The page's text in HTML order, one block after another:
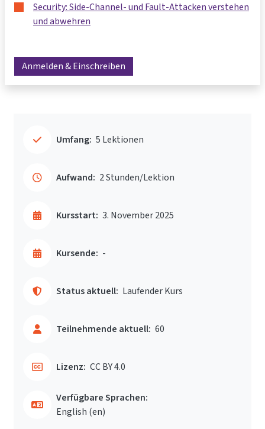
Security: Side-Channel- und Fault-Attacken verstehen
und abwehren
Anmelden & Einschreiben
Umfang: 5 Lektionen
Aufwand: 2 Stunden/Lektion
Kursstart: 3. November 2025
Kursende: -
Status aktuell: Laufender Kurs
Teilnehmende aktuell: 60
Lizenz: CC BY 4.0
Verfügbare Sprachen:
English ‎(en)‎